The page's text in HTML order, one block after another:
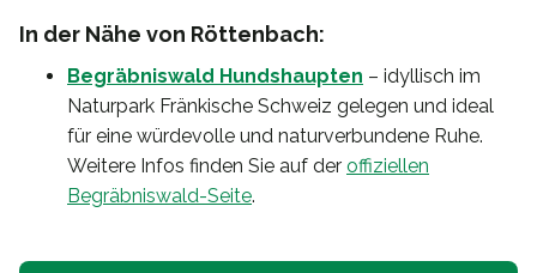
In der Nähe von Röttenbach:
Begräbniswald Hundshaupten – idyllisch im
Naturpark Fränkische Schweiz gelegen und ideal
für eine würdevolle und naturverbundene Ruhe.
Weitere Infos finden Sie auf der offiziellen
Begräbniswald-Seite.